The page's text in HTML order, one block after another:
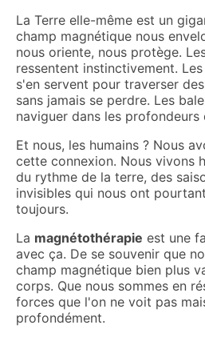
La Terre elle-même est un
champ magnétique nous
nous oriente, nous protège.
ressentent instinctivement.
s'en servent pour traverser
sans jamais se perdre. Les
naviguer dans les profondeurs
Et nous, les humains ? Nous
cette connexion. Nous vivons
du rythme de la terre, des
invisibles qui nous ont
toujours.
La magnétothérapie est une
avec ça. De se souvenir que
champ magnétique bien plus
corps. Que nous sommes en
forces que l'on ne voit pas
profondément.